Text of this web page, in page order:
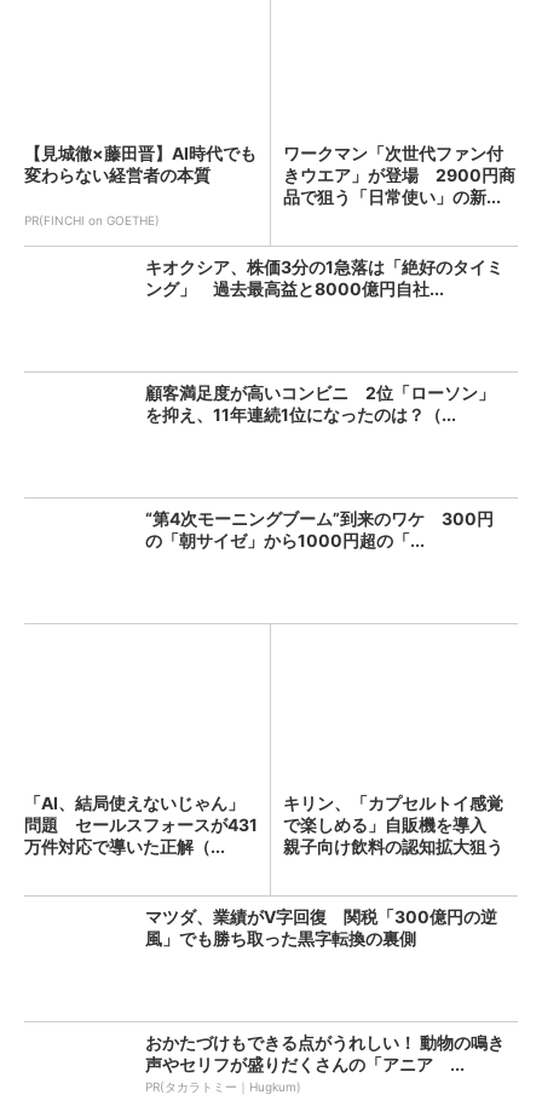
【見城徹×藤田晋】AI時代でも
変わらない経営者の本質
PR(FINCHI on GOETHE)
ワークマン「次世代ファン付
きウエア」が登場 2900円商
品で狙う「日常使い」の新...
キオクシア、株価3分の1急落は「絶好のタイミ
ング」 過去最高益と8000億円自社...
顧客満足度が高いコンビニ 2位「ローソン」
を抑え、11年連続1位になったのは？（...
“第4次モーニングブーム”到来のワケ 300円
の「朝サイゼ」から1000円超の「...
「AI、結局使えないじゃん」
問題 セールスフォースが431
万件対応で導いた正解（...
キリン、「カプセルトイ感覚
で楽しめる」自販機を導入
親子向け飲料の認知拡大狙う
マツダ、業績がV字回復 関税「300億円の逆
風」でも勝ち取った黒字転換の裏側
おかたづけもできる点がうれしい！ 動物の鳴き
声やセリフが盛りだくさんの「アニア ...
PR(タカラトミー｜Hugkum)